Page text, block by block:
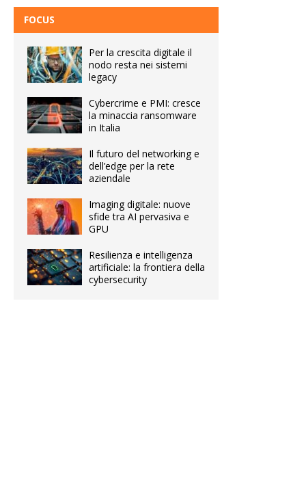
FOCUS
Per la crescita digitale il
nodo resta nei sistemi
legacy
Cybercrime e PMI: cresce
la minaccia ransomware
in Italia
Il futuro del networking e
dell’edge per la rete
aziendale
Imaging digitale: nuove
sfide tra AI pervasiva e
GPU
Resilienza e intelligenza
artificiale: la frontiera della
cybersecurity